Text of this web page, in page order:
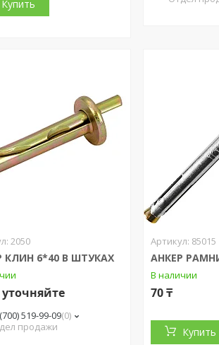
Купить
2050
КЛИН 6*40 В ШТУКАХ
519-99-09 0
продажи
85015
АНКЕР
В наличии
70 ₸
Купить